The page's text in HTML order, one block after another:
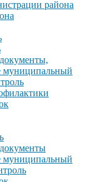
района
муниципальный
муниципальный